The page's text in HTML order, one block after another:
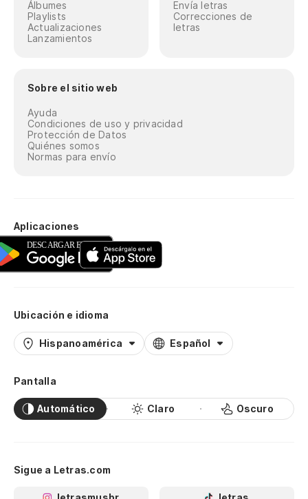
Álbumes
Playlists
Actualizaciones
Lanzamientos
Envía letras
Correcciones de
letras
Sobre el sitio web
Ayuda
Condiciones de uso y privacidad
Protección de Datos
Quiénes somos
Normas para envío
Aplicaciones
Ubicación e idioma
Hispanoamérica Español
Pantalla
Automático Claro Oscuro
Sigue a Letras.com